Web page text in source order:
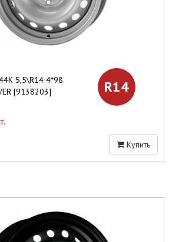
5,5\R14 4*98
[9138203]
R14
Купить